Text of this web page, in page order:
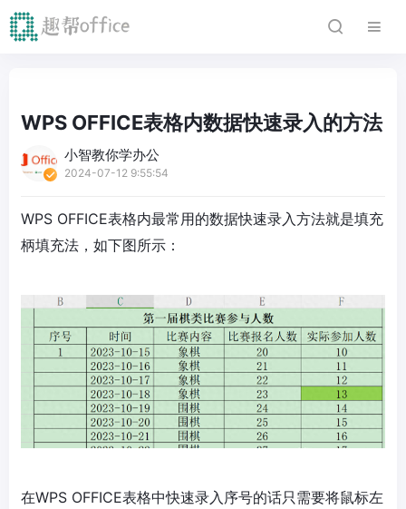
WPS OFFICE表格内数据快速录入的方法
小智教你学办公
2024-07-12 9:55:54
WPS OFFICE表格内最常用的数据快速录入方法就是填充
柄填充法，如下图所示：
在WPS OFFICE表格中快速录入序号的话只需要将鼠标左